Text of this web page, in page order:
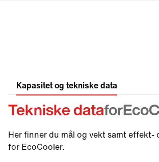
Kapasitet og tekniske data
Tekniske datafor
Her finner du mål og vekt samt effekt-
for EcoCooler.